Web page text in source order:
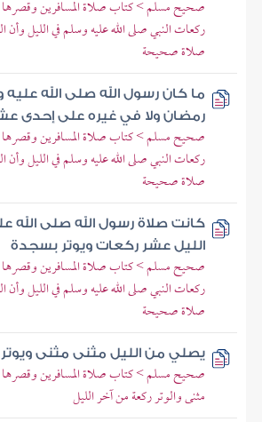
صحيح مسلم > كتاب صلاة المسافرين
ركعات النبي صلى الله عليه وسلم في الليل وأن
صلاة صحيحة
ما كان رسول الله صلى الله
رمضان ولا في غيره على إحدى
صحيح مسلم > كتاب صلاة المسافرين
ركعات النبي صلى الله عليه وسلم في الليل وأن
صلاة صحيحة
كانت صلاة رسول الله صلى الله
الليل عشر ركعات ويوتر بسجدة
صحيح مسلم > كتاب صلاة المسافرين
ركعات النبي صلى الله عليه وسلم في الليل وأن
صلاة صحيحة
يصلي من الليل مثنى مثنى
صحيح مسلم > كتاب صلاة المسافرين
مثنى والوتر ركعة من آخر الليل